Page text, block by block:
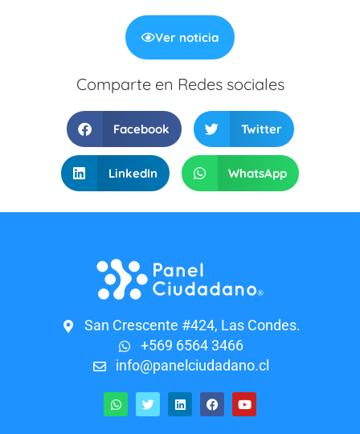
Ver noticia
Comparte en Redes sociales
Facebook Twitter
LinkedIn WhatsApp
San Crescente #424, Las Condes.
+569 6564 3466
info@panelciudadano.cl